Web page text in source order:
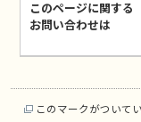
このページに関する
お問い合わせは
このマークがついて